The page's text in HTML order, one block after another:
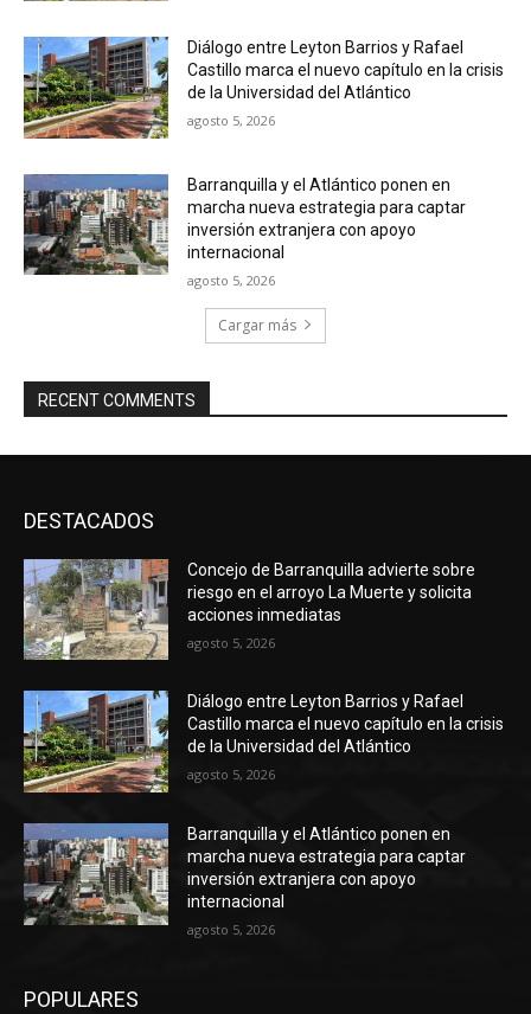
Diálogo entre Leyton Barrios y Rafael
Castillo marca el nuevo capítulo en la crisis
de la Universidad del Atlántico
agosto 5, 2026
Barranquilla y el Atlántico ponen en
marcha nueva estrategia para captar
inversión extranjera con apoyo
internacional
agosto 5, 2026
Cargar más
RECENT COMMENTS
DESTACADOS
Concejo de Barranquilla advierte sobre
riesgo en el arroyo La Muerte y solicita
acciones inmediatas
agosto 5, 2026
Diálogo entre Leyton Barrios y Rafael
Castillo marca el nuevo capítulo en la crisis
de la Universidad del Atlántico
agosto 5, 2026
Barranquilla y el Atlántico ponen en
marcha nueva estrategia para captar
inversión extranjera con apoyo
internacional
agosto 5, 2026
POPULARES